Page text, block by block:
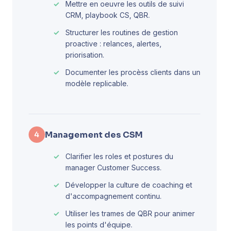
Mettre en oeuvre les outils de suivi
CRM, playbook CS, QBR.
Structurer les routines de gestion
proactive : relances, alertes,
priorisation.
Documenter les procèss clients dans un
modèle replicable.
4 Management des CSM
Clarifier les roles et postures du
manager Customer Success.
Développer la culture de coaching et
d'accompagnement continu.
Utiliser les trames de QBR pour animer
les points d'équipe.